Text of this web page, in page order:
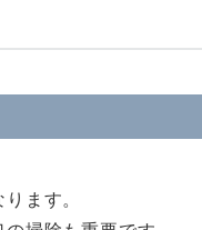
ます。